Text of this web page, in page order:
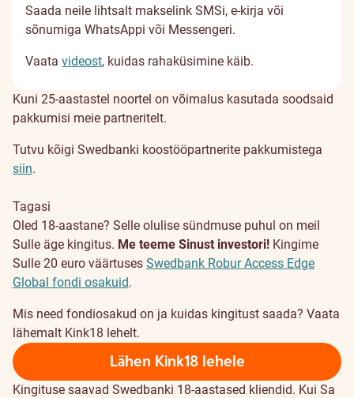
Saada neile lihtsalt makselink SMSi, e-kirja või
sõnumiga WhatsAppi või Messengeri.
Vaata videost, kuidas rahaküsimine käib.
Kuni 25-aastastel noortel on võimalus kasutada soodsaid
pakkumisi meie partneritelt.
Tutvu kõigi Swedbanki koostööpartnerite pakkumistega
siin.
Tagasi
Oled 18-aastane? Selle olulise sündmuse puhul on meil
Sulle äge kingitus. Me teeme Sinust investori! Kingime
Sulle 20 euro väärtuses Swedbank Robur Access Edge
Global fondi osakuid.
Mis need fondiosakud on ja kuidas kingitust saada? Vaata
lähemalt Kink18 lehelt.
Lähen Kink18 lehele
Kingituse saavad Swedbanki 18-aastased kliendid. Kui Sa